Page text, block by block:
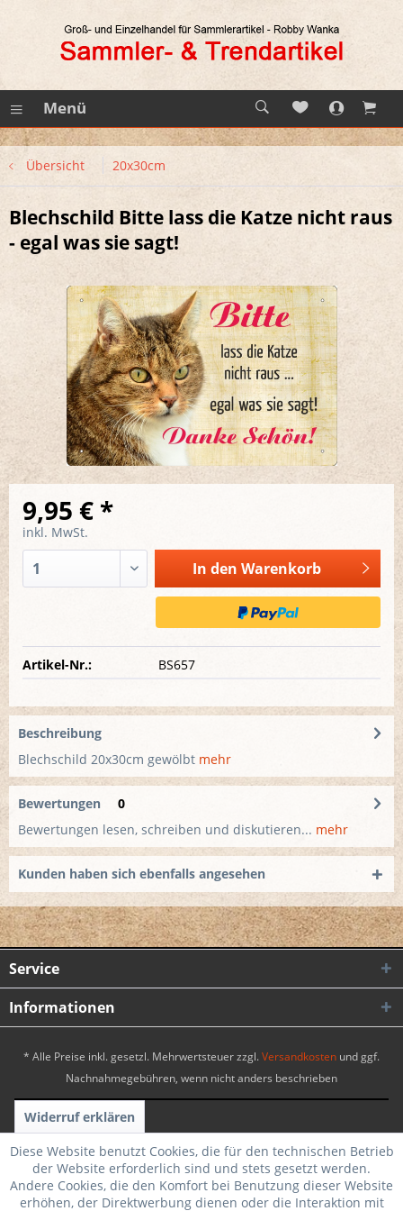
Menü
Übersicht 20x30cm
Blechschild Bitte lass die Katze nicht raus
- egal was sie sagt!
9,95 € *
inkl. MwSt.
In den Warenkorb
Artikel-Nr.: BS657
Beschreibung
Blechschild 20x30cm gewölbt mehr
Bewertungen
0
Bewertungen lesen, schreiben und diskutieren... mehr
Kunden haben sich ebenfalls angesehen
Service
Informationen
* Alle Preise inkl. gesetzl. Mehrwertsteuer zzgl.Versandkosten und ggf.
Nachnahmegebühren, wenn nicht anders beschrieben
Widerruf erklären
Realisiert mit Shopware | Theme by WebSelect
Diese Website benutzt Cookies, die für den technischen Betrieb
der Website erforderlich sind und stets gesetzt werden.
Andere Cookies, die den Komfort bei Benutzung dieser Website
erhöhen, der Direktwerbung dienen oder die Interaktion mit